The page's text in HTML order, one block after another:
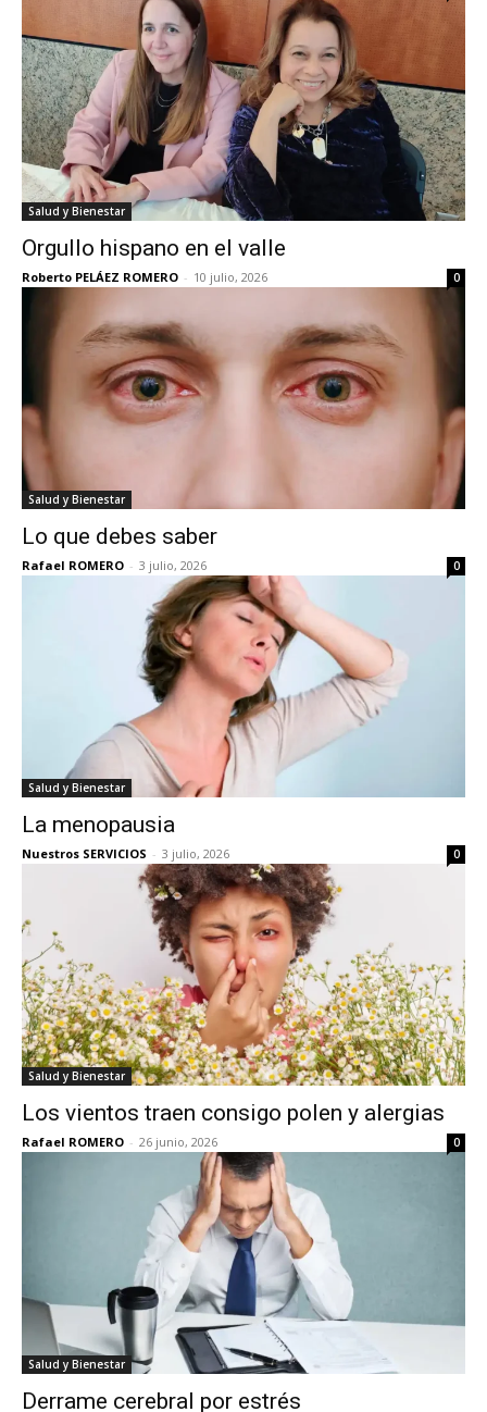
Salud y Bienestar
Orgullo hispano en el valle
Roberto PELÁEZ ROMERO - 10 julio, 2026 0
Salud y Bienestar
Lo que debes saber
Rafael ROMERO - 3 julio, 2026 0
Salud y Bienestar
La menopausia
Nuestros SERVICIOS - 3 julio, 2026 0
Salud y Bienestar
Los vientos traen consigo polen y alergias
Rafael ROMERO - 26 junio, 2026 0
Salud y Bienestar
Derrame cerebral por estrés